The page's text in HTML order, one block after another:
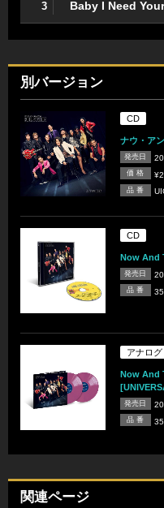
3 Baby I Need
別バージョン
CD
ナウ・ア
発売日
価 格
品 番
CD
Now And
発売日
品 番
アナログ
Now And
発売日
品 番
関連ページ